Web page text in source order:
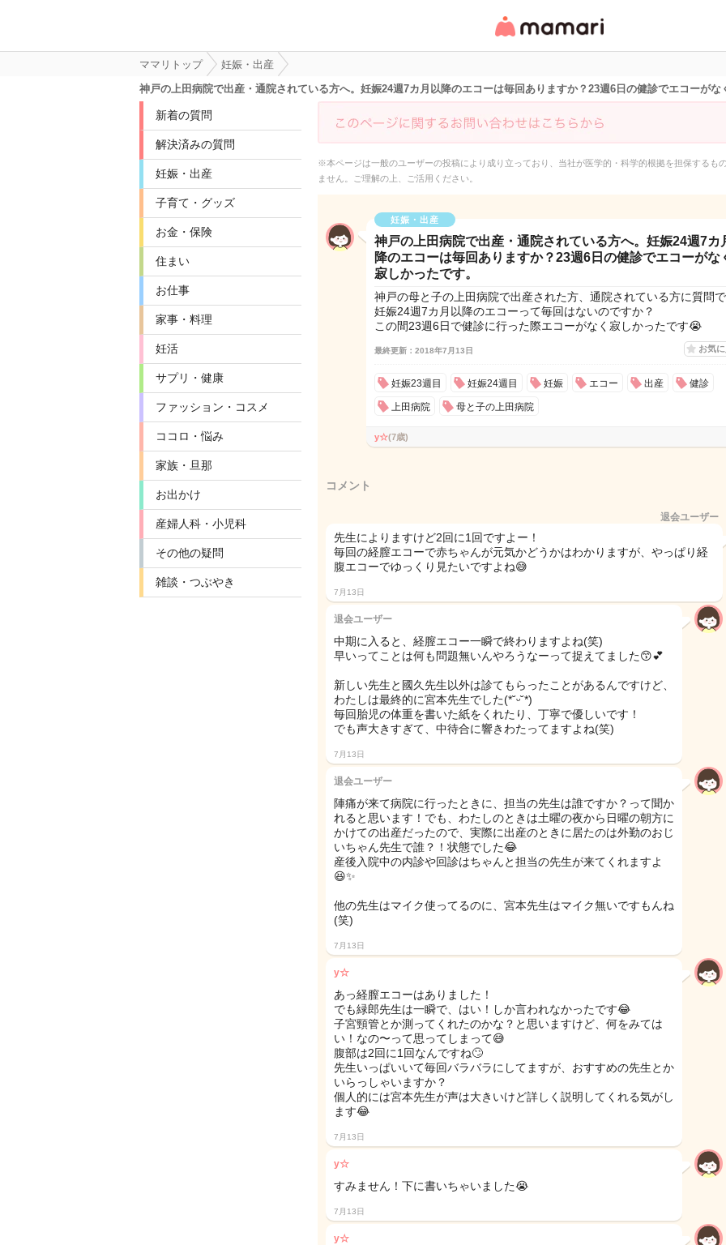
リ・情報サイト
ママリトップ
妊娠・出産
神戸の上田病院で出産・通院されている方へ。妊娠24週7カ月以降のエコーは毎回ありますか？23週6日の健診でエコーがな
新着の質問
解決済みの質問
妊娠・出産
子育て・グッズ
お金・保険
住まい
お仕事
家事・料理
妊活
サプリ・健康
ファッション・コスメ
ココロ・悩み
家族・旦那
お出かけ
産婦人科・小児科
その他の疑問
雑談・つぶやき
※本ページは一般のユーザーの投稿により成り立っており、当社が医学的・科学的根拠を担保するも
ません。ご理解の上、ご活用ください。
妊娠・出産
神戸の上田病院で出産・通院されている方へ。妊娠24週7カ
降のエコーは毎回ありますか？23週6日の健診でエコーがな
寂しかったです。
神戸の母と子の上田病院で出産された方、通院されている方に質問
妊娠24週7カ月以降のエコーって毎回はないのですか？
この間23週6日で健診に行った際エコーがなく寂しかったです😭
最終更新：2018年7月13日 お気
妊娠23週目 妊娠24週目 妊娠 エコー 出産 健診
上田病院 母と子の上田病院
y☆(7歳)
コメント
退会ユーザー
先生によりますけど2回に1回ですよー！
毎回の経膣エコーで赤ちゃんが元気かどうかはわかりますが、やっぱり経
腹エコーでゆっくり見たいですよね😅
7月13日
退会ユーザー
中期に入ると、経膣エコー一瞬で終わりますよね(笑)
早いってことは何も問題無いんやろうなーって捉えてました😙💕
新しい先生と國久先生以外は診てもらったことがあるんですけど、
わたしは最終的に宮本先生でした(*˘ᵕ˘*)
毎回胎児の体重を書いた紙をくれたり、丁寧で優しいです！
でも声大きすぎて、中待合に響きわたってますよね(笑)
7月13日
退会ユーザー
陣痛が来て病院に行ったときに、担当の先生は誰ですか？って聞か
れると思います！でも、わたしのときは土曜の夜から日曜の朝方に
かけての出産だったので、実際に出産のときに居たのは外勤のおじ
いちゃん先生で誰？！状態でした😂
産後入院中の内診や回診はちゃんと担当の先生が来てくれますよ
😆✨
他の先生はマイク使ってるのに、宮本先生はマイク無いですもんね
(笑)
7月13日
y☆
あっ経膣エコーはありました！
でも緑郎先生は一瞬で、はい！しか言われなかったです😂
子宮頸管とか測ってくれたのかな？と思いますけど、何をみては
い！なの〜って思ってしまって😅
腹部は2回に1回なんですね🙄
先生いっぱいいて毎回バラバラにしてますが、おすすめの先生とか
いらっしゃいますか？
個人的には宮本先生が声は大きいけど詳しく説明してくれる気がし
ます😂
7月13日
y☆
すみません！下に書いちゃいました😭
7月13日
y☆